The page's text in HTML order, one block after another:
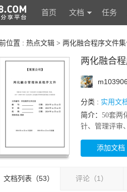
首页 文档 任务
位置 : 热点文辑 > 两化融合程序文件
两化融合
分类 : 实用文
简介： 50套两
针、管理评审
开发与利用
添加文档
文档列表（53） 评论（1 ）